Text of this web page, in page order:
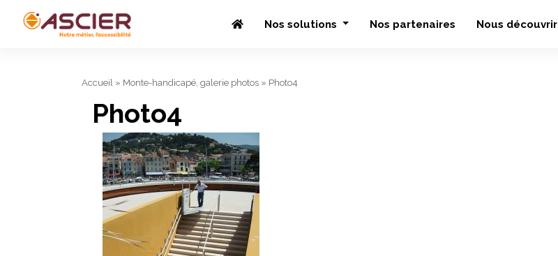
Nos solutions Nos partenaires Nous découvrir
Accueil » Monte-handicapé, galerie photos » Photo4
Photo4